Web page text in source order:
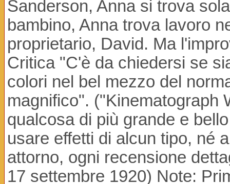
Sanderson, Anna si trova
bambino, Anna trova lavoro
proprietario, David. Ma
Critica "C'è da chiedersi se
colori nel bel mezzo del
magnifico". ("Kinematograph
qualcosa di più grande e
usare effetti di alcun tipo, né
attorno, ogni recensione
17 settembre 1920) Note: